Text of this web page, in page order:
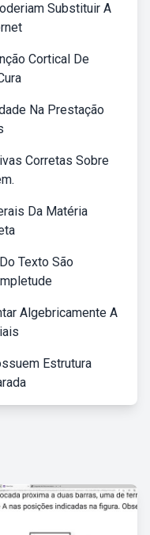
Substituir A
Cortical De
Na Prestação
Corretas Sobre
Da Matéria
Texto São
Algebricamente A
Estrutura